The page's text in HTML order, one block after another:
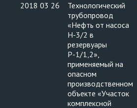
2018 03 26
Технологический
трубопровод
«Нефть от насоса
Н-3/2 в
резервуары
Р-1/1,2»,
применяемый на
опасном
производственном
объекте «Участок
комплексной